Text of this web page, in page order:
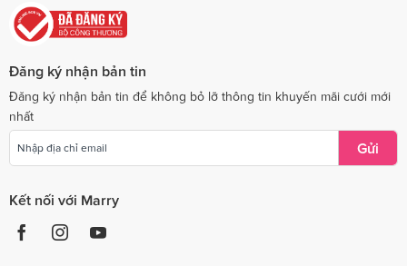
Đăng ký nhận bản tin
Đăng ký nhận bản tin để không bỏ lỡ thông tin khuyến mãi cưới mới
nhất
Gửi
Kết nối với Marry